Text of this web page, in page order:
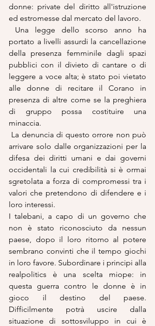
donne: private del diritto all'istruzione
ed estromesse dal mercato del lavoro.
Una legge dello scorso anno ha
portato a livelli assurdi la cancellazione
della presenza femminile dagli spazi
pubblici con il divieto di cantare o di
leggere a voce alta; è stato poi vietato
alle donne di recitare il Corano in
presenza di altre come se la preghiera
di gruppo possa costituire una
minaccia.
La denuncia di questo orrore non può
arrivare solo dalle organizzazioni per la
difesa dei diritti umani e dai governi
occidentali la cui credibilità si è ormai
sgretolata a forza di compromessi tra i
valori che pretendono di difendere e i
loro interessi.
I talebani, a capo di un governo che
non è stato riconosciuto da nessun
paese, dopo il loro ritorno al potere
sembrano convinti che il tempo giochi
in loro favore. Subordinare i principi alla
realpolitics è una scelta miope: in
questa guerra contro le donne è in
gioco il destino del paese.
Difficilmente potrà uscire dalla
situazione di sottosviluppo in cui è